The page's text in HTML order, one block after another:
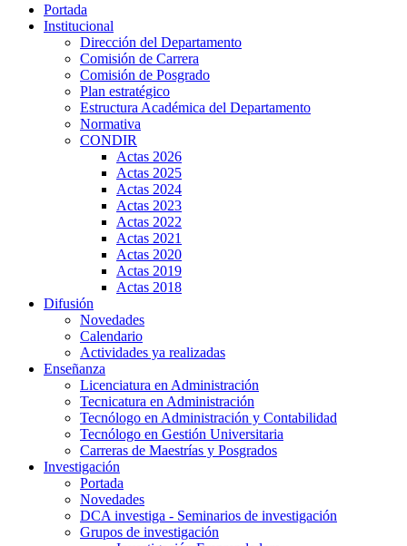
Portada
Institucional
Dirección del Departamento
Comisión de Carrera
Comisión de Posgrado
Plan estratégico
Estructura Académica del Departamento
Normativa
CONDIR
Actas 2026
Actas 2025
Actas 2024
Actas 2023
Actas 2022
Actas 2021
Actas 2020
Actas 2019
Actas 2018
Difusión
Novedades
Calendario
Actividades ya realizadas
Enseñanza
Licenciatura en Administración
Tecnicatura en Administración
Tecnólogo en Administración y Contabilidad
Tecnólogo en Gestión Universitaria
Carreras de Maestrías y Posgrados
Investigación
Portada
Novedades
DCA investiga - Seminarios de investigación
Grupos de investigación